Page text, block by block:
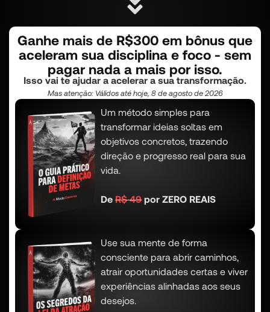
Ganhe mais de R$300 em bônus que
aceleram sua disciplina e foco - sem
pagar nada a mais por isso.
Isso vai te ajudar a acelerar a sua transformação.
Mas atenção: Válidos até hoje, 8 de agosto de 2026
Um método simples para
transformar ideias soltas em
objetivos concretos, trazendo
direção e progresso real para sua
vida.
DeR$ 49por ZERO REAIS
Use sua mente de forma
consciente para abrir caminhos,
atrair oportunidades certas e viver
experiências alinhadas aos seus
desejos.